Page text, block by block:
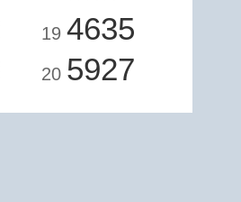
19 4635
20 5927